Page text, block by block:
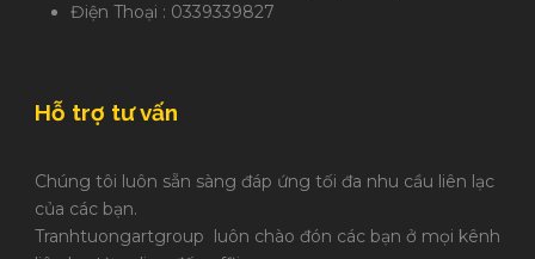
Điện Thoại : 0339339827
Hỗ trợ tư vấn
Chúng tôi luôn sẵn sàng đáp ứng tối đa nhu cầu liên lạc
của các bạn.
Tranhtuongartgroup luôn chào đón các bạn ở mọi kênh